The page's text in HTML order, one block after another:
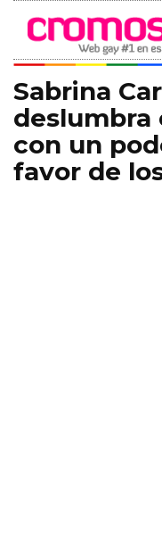
Sabrina
deslumbra
con un
favor de